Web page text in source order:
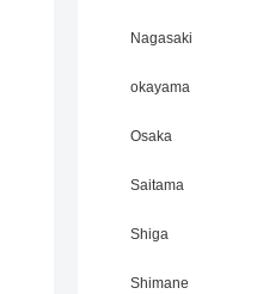
Nagasaki
okayama
Osaka
Saitama
Shiga
Shimane